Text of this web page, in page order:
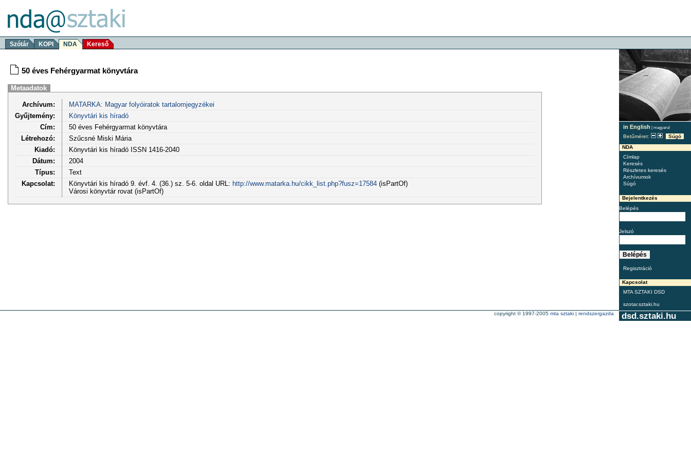
Szótár KOPI NDA Kereső
in English | magyarul
Betűméret:
Súgó
NDA
Címlap
Keresés
Részletes keresés
Archívumok
Súgó
Bejelentkezés
Belépés
Jelszó
Regisztráció
Kapcsolat
MTA SZTAKI DSD
szotar.sztaki.hu
50 éves Fehérgyarmat könyvtára
Metaadatok
Archívum:
MATARKA: Magyar folyóiratok tartalomjegyzékei
Gyűjtemény:
Könyvtári kis híradó
Cím:
50 éves Fehérgyarmat könyvtára
Létrehozó:
Szűcsné Miski Mária
Kiadó:
Könyvtári kis híradó ISSN 1416-2040
Dátum:
2004
Típus:
Text
Kapcsolat:
Könyvtári kis híradó 9. évf. 4. (36.) sz. 5-6. oldal URL: http://www.matarka.hu/cikk_list.php?fusz=17584(isPartOf)
Városi könyvtár rovat (isPartOf)
dsd.sztaki.hu
copyright © 1997-2005 mta sztaki | rendszergazda